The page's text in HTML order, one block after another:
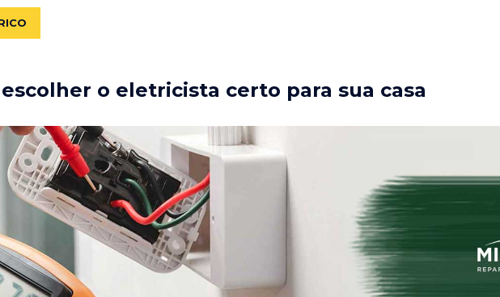
o eletricista certo para sua casa